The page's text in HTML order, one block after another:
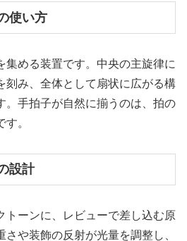
使い方
集める装置です。中央の主旋律に
刻み、全体として扇状に広がる構
。手拍子が自然に揃うのは、拍の
。
設計
トーンに、レビューで差し込む原
や装飾の反射が光量を調整し、